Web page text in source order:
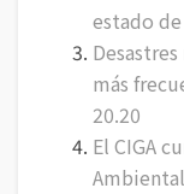
estado
más
20.20
El CIGA